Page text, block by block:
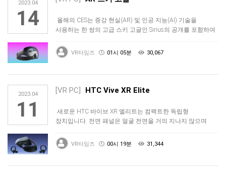
2023.04
14
올해의 CES는 증강 현실(AR) 및 인공 지능(AI) 기술을
사용하는 한 쌍의 고급 스키 고글인 Sirius의 공개를 포함하여
VR타임즈 01시 05분 30,067
2023.04
11
[VR PC] HTC Vive XR Elite
새로운 HTC 바이브 XR 엘리트는 컴팩트한 독립형
장치입니다. 전면 패널은 얼굴 전면을 거의 지나지 않으며
VR타임즈 00시 19분 31,344